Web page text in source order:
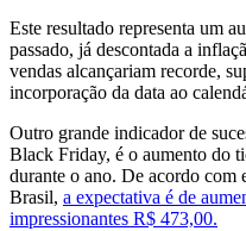
Este resultado representa um
passado, já descontada a
vendas alcançariam recorde,
incorporação da data ao
Outro grande indicador de
Black Friday, é o aumento do
durante o ano. De acordo com
Brasil, a expectativa é de
impressionantes R$ 473,00.